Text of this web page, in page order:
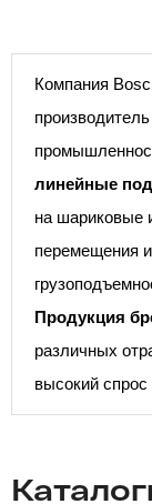
Компания
линейные
на шариковые
перемещения
Продукция
различных
высокий спрос